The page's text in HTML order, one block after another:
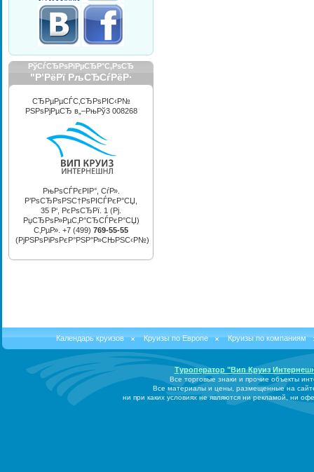
СЂРµРµСЃС‚СЂРѕРІС‹Р№
РЅРѕРјРµСЂ в„–РњРў3 008268
РњРѕСЃРєРІР°, СѓР».
Р’РѕСЂРѕРЅС†РѕРІСЃРєР°СЏ,
35 Р‘, РєРѕСЂРї. 1 (Рј.
РџСЂРѕР»РµС‚Р°СЂСЃРєР°СЏ)
С‚РµР». +7 (499) 769-55-55
(РјРЅРѕРіРѕРєР°РЅР°Р»СЊРЅС‹Р№)
РўСѓСЂРѕРїРµСЂР°С‚РѕСЂ
"Р’РёРї РљСЂСѓРёР·
Календарь круизов Круизы по Европе Круизы по компаниям
Туроператор "Вип Круиз
Все торговые знаки и прочие объекты
Все материалы и цены, размещенные на
ни при каких условиях не являются ни рекламой, ни